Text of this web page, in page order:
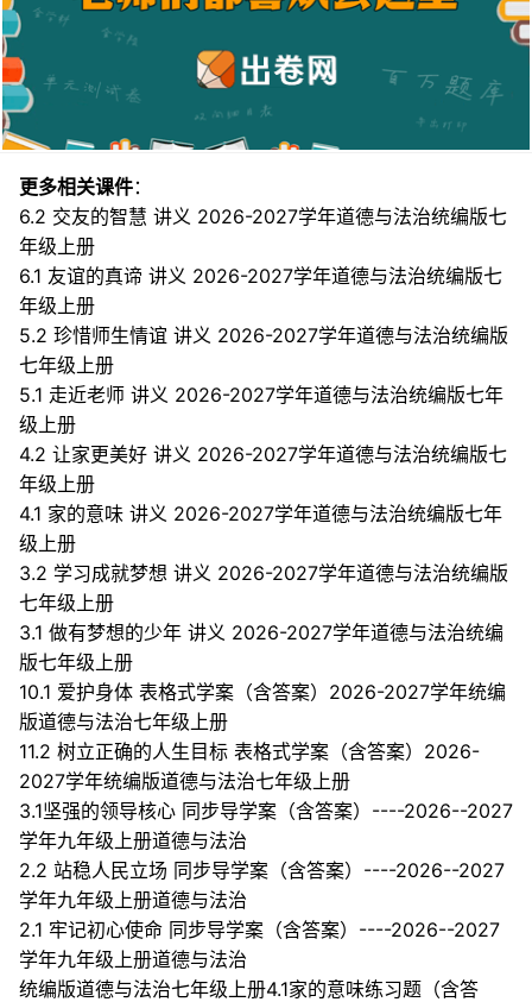
更多相关课件：
6.2 交友的智慧 讲义 2026-2027学年道德与法治统编版七
年级上册
6.1 友谊的真谛 讲义 2026-2027学年道德与法治统编版七
年级上册
5.2 珍惜师生情谊 讲义 2026-2027学年道德与法治统编版
七年级上册
5.1 走近老师 讲义 2026-2027学年道德与法治统编版七年
级上册
4.2 让家更美好 讲义 2026-2027学年道德与法治统编版七
年级上册
4.1 家的意味 讲义 2026-2027学年道德与法治统编版七年
级上册
3.2 学习成就梦想 讲义 2026-2027学年道德与法治统编版
七年级上册
3.1 做有梦想的少年 讲义 2026-2027学年道德与法治统编
版七年级上册
10.1 爱护身体 表格式学案（含答案）2026-2027学年统编
版道德与法治七年级上册
11.2 树立正确的人生目标 表格式学案（含答案）2026-
2027学年统编版道德与法治七年级上册
3.1坚强的领导核心 同步导学案（含答案）----2026--2027
学年九年级上册道德与法治
2.2 站稳人民立场 同步导学案（含答案）----2026--2027
学年九年级上册道德与法治
2.1 牢记初心使命 同步导学案（含答案）----2026--2027
学年九年级上册道德与法治
统编版道德与法治七年级上册4.1家的意味练习题（含答